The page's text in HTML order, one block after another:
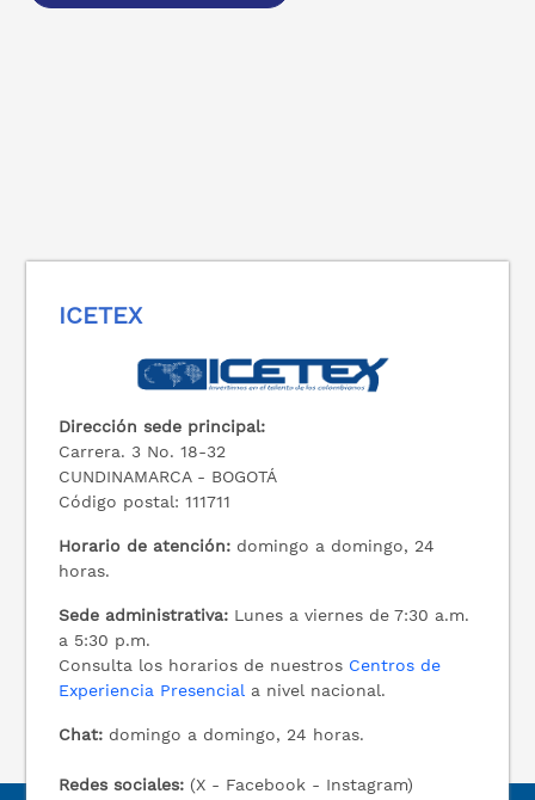
ICETEX
Dirección sede principal:
Carrera. 3 No. 18-32
CUNDINAMARCA - BOGOTÁ
Código postal: 111711
Horario de atención: domingo a domingo, 24
horas.
Sede administrativa: Lunes a viernes de 7:30 a.m.
a 5:30 p.m.
Consulta los horarios de nuestros Centros de
Experiencia Presencial a nivel nacional.
Chat: domingo a domingo, 24 horas.
Redes sociales: (X - Facebook - Instagram)